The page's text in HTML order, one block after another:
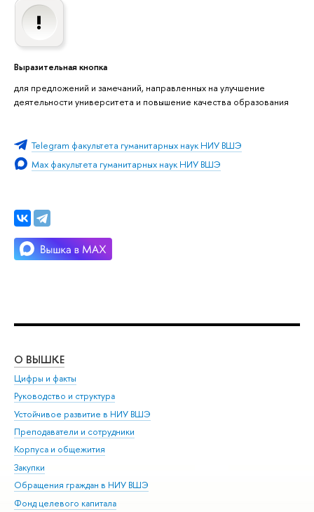
Выразительная кнопка
для предложений и замечаний, направленных на улучшение
деятельности университета и повышение качества образования
Telegram факультета гуманитарных наук НИУ ВШЭ
Мах факультета гуманитарных наук НИУ ВШЭ
О ВЫШКЕ
Цифры и факты
Руководство и структура
Устойчивое развитие в НИУ ВШЭ
Преподаватели и сотрудники
Корпуса и общежития
Закупки
Обращения граждан в НИУ ВШЭ
Фонд целевого капитала